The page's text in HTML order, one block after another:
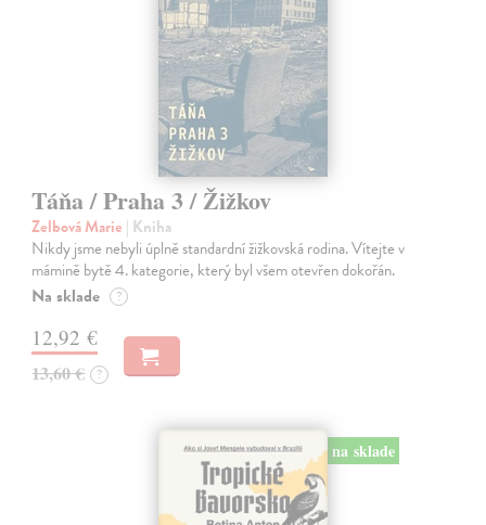
Táňa / Praha 3 / Žižkov
Zelbová Marie | Kniha
Nikdy jsme nebyli úplně standardní žižkovská rodina. Vítejte v
mámině bytě 4. kategorie, který byl všem otevřen dokořán.
Na sklade ?
12,92 €
13,60 € ?
na sklade